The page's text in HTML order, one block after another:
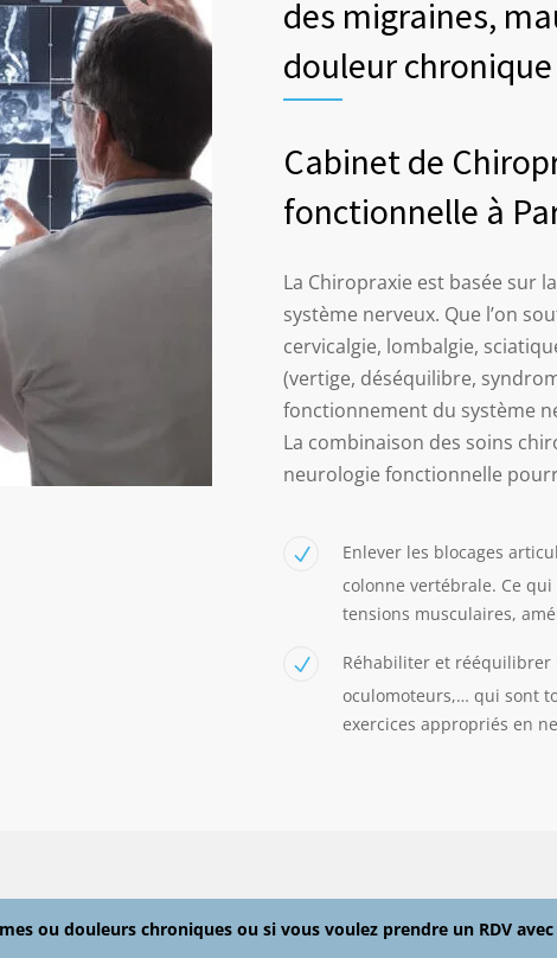
des migraines,
douleur chronique
Cabinet de
fonctionnelle à
La Chiropraxie est basée sur
système nerveux. Que l’on
cervicalgie, lombalgie,
(vertige, déséquilibre,
fonctionnement du système
La combinaison des soins
neurologie fonctionnelle
Enlever les blocages
colonne vertébrale. Ce
tensions musculaires,
Réhabiliter et rééquilibrer
oculomoteurs,… qui sont
exercices appropriés en
ou douleurs chroniques ou si vous voulez prendre un RDV